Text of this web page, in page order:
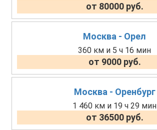
от 80000 руб.
Москва - Орел
360 км и 5 ч 16 мин
от 9000 руб.
Москва - Оренбург
1 460 км и 19 ч 29 мин
от 36500 руб.